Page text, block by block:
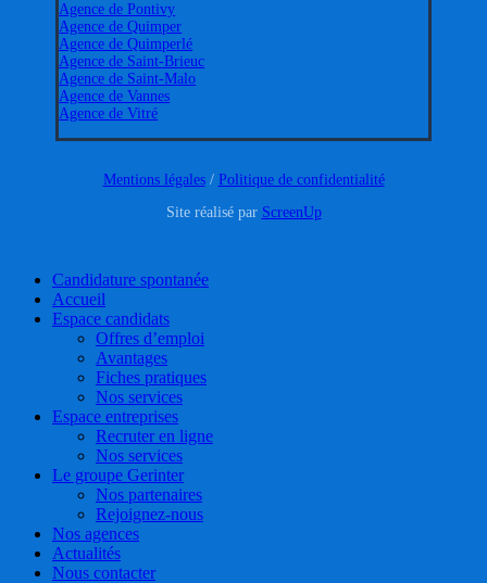
Agence de Pontivy
Agence de Quimper
Agence de Quimperlé
Agence de Saint-Brieuc
Agence de Saint-Malo
Agence de Vannes
Agence de Vitré
Mentions légales/ Politique de confidentialité
Site réalisé par ScreenUp
Close
Menu
Candidature spontanée
Accueil
Espace candidats
Offres d’emploi
Avantages
Fiches pratiques
Nos services
Espace entreprises
Recruter en ligne
Nos services
Le groupe Gerinter
Nos partenaires
Rejoignez-nous
Nos agences
Actualités
Nous contacter